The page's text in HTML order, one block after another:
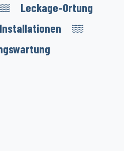
Leckage-Ortung